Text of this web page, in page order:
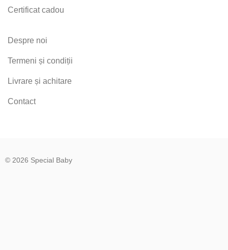
Certificat cadou
Despre noi
Termeni și condiții
Livrare și achitare
Contact
© 2026 Special Baby